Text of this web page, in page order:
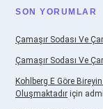
SON YORUMLAR
Çamaşır Sodası Ve
Çamaşır Sodası Ve
Kohlberg E Göre
Oluşmaktadır için